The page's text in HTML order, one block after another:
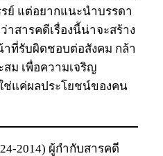
ย์ แต่อยากแนะนำบรรดา
าสารคดีเรื่องนี้น่าจะสร้าง
ที่รับผิดชอบต่อสังคม กล้า
สม เพื่อความเจริญ
ช่แค่ผลประโยชน์ของคน
2014) ผู้กำกับสารคดี